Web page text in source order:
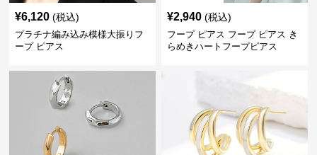
¥6,120 (税込)
プラチナ編み込み模様大振りフ
ープ ピアス
¥2,940 (税込)
フープ ピアス フープ ピアス き
らめきハートフープピアス